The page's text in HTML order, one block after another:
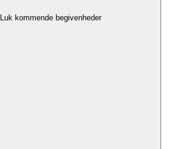
Luk kommende begivenheder